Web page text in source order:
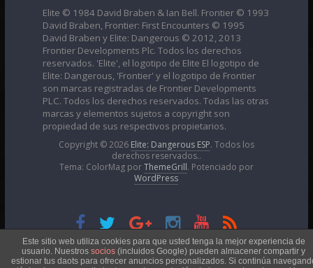
Elite © 1984 David Braben & Ian Bell. Frontier © 1993
David Braben, Frontier: First Encounters © 1995
David Braben y Elite: Dangerous © 2012, 2013
Frontier Developments Plc. Todos los derechos
reservados. 'Elite', el logotipo de Elite El logotipo de
Elite: Dangerous, 'Frontier' y el logotipo de Frontier
son marcas registradas de Frontier Developments
PLC. Todos los derechos reservados. Todas las otras
marcas y elementos sujetos a copyright son
propiedad de sus respectivos propietarios.
Copyright © 2026 Elite: Dangerous ESP. Todos los
derechos reservados..
Tema: ColorMag porThemeGrill. Potenciado por
WordPress
Esta obra está bajo unaLicencia Creative Commons
Este sitio web utiliza cookies para que usted tenga la mejor experiencia de
usuario. Nuestros socios (incluidos Google) pueden almacener compartir y
estionar tus daots para ofrecer anuncios personalizados. Si continúa